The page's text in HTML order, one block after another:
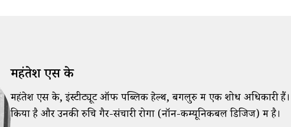
महंतेश एस के
महंतेश एस के, इंस्टीट्यूट ऑफ पब्लिक हेल्थ, बेंगलुरु में एक शोध अधिकारी हैं।
किया है और उनकी रुचि गैर-संचारी रोगों (नॉन-कम्यूनिकबल डिजिज) में है।